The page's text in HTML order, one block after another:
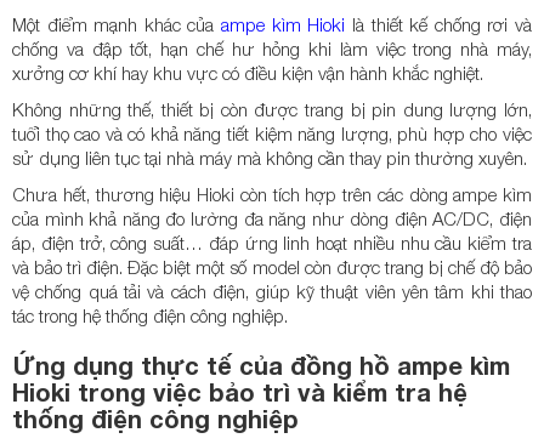
Một điểm mạnh khác củaampe kìm Hioki là thiết kế chống rơi và
chống va đập tốt, hạn chế hư hỏng khi làm việc trong nhà máy,
xưởng cơ khí hay khu vực có điều kiện vận hành khắc nghiệt.
Không những thế, thiết bị còn được trang bị pin dung lượng lớn,
tuổi thọ cao và có khả năng tiết kiệm năng lượng, phù hợp cho việc
sử dụng liên tục tại nhà máy mà không cần thay pin thường xuyên.
Chưa hết, thương hiệu Hioki còn tích hợp trên các dòng ampe kìm
của mình khả năng đo lường đa năng như dòng điện AC/DC, điện
áp, điện trở, công suất… đáp ứng linh hoạt nhiều nhu cầu kiểm tra
và bảo trì điện. Đặc biệt một số model còn được trang bị chế độ bảo
vệ chống quá tải và cách điện, giúp kỹ thuật viên yên tâm khi thao
tác trong hệ thống điện công nghiệp.
Ứng dụng thực tế của đồng hồ ampe kìm
Hioki trong việc bảo trì và kiểm tra hệ
thống điện công nghiệp